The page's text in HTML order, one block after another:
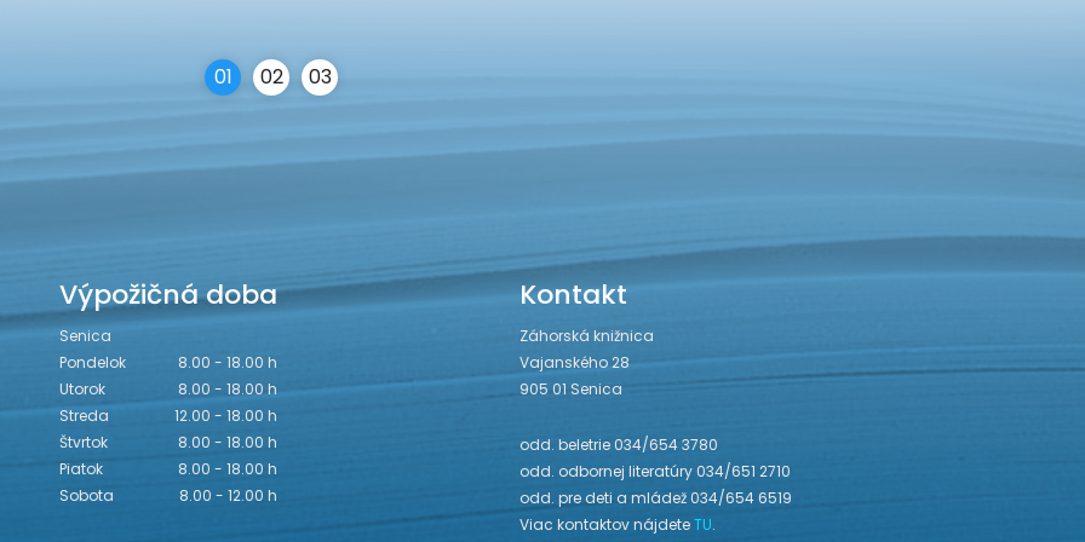
01 02 03
Výpožičná doba
Senica
Pondelok
8.00 - 18.00 h
Utorok
8.00 - 18.00 h
Streda
12.00 - 18.00 h
Štvrtok
8.00 - 18.00 h
Piatok
8.00 - 18.00 h
Sobota
8.00 - 12.00 h
Kontakt
Záhorská knižnica
Vajanského 28
905 01 Senica
odd. beletrie 034/654 3780
odd. odbornej literatúry 034/651 2710
odd. pre deti a mládež 034/654 6519
Viac kontaktov nájdeteTU.